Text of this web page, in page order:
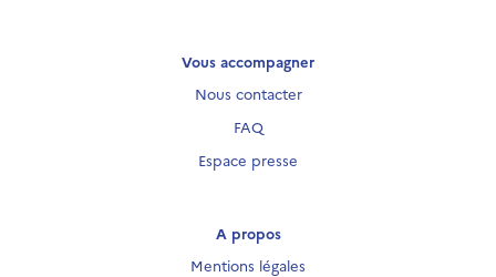
Vous accompagner
Nous contacter
FAQ
Espace presse
A propos
Mentions légales